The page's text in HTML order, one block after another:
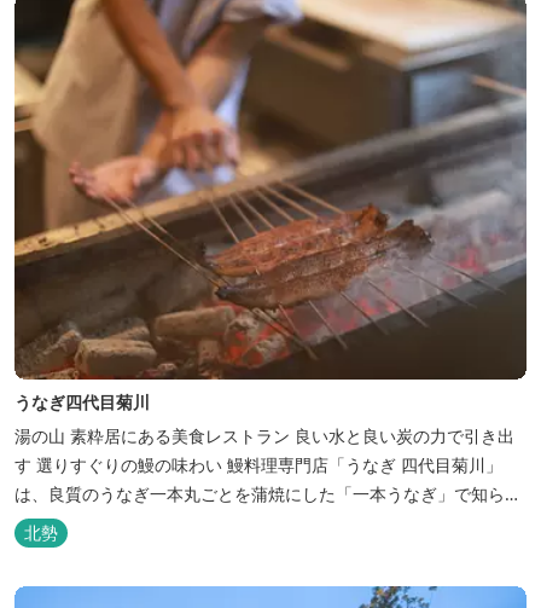
天然の水の力...
うなぎ四代目菊川
湯の山 素粋居にある美食レストラン 良い水と良い炭の力で引き出
す 選りすぐりの鰻の味わい 鰻料理専門店「うなぎ 四代目菊川」
は、良質のうなぎ一本丸ごとを蒲焼にした「一本うなぎ」で知られ
ます。大きさも太さも極上の鰻を厳選し、皮をパリッと焼き上げて
も身質がフワッとやわらかい、贅沢な食感を実現。 鮮度抜群の鰻を
毎日捌き、良質の炭で焼き立てを供します。素材から炭まで、鰻の
北勢